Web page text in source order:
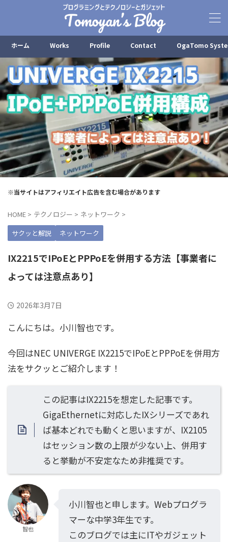
ホーム Works Profile Contact OgaTomo
※当サイトはアフィリエイト広告を含む場合があります
HOME > テクノロジー > ネットワーク >
サクッと解説
ネットワーク
IX2215でIPoEとPPPoEを併用する方法【事業者に
よっては注意点あり】
2026年3月7日
こんにちは。小川智也です。
今回はNEC UNIVERGE IX2215でIPoEとPPPoEを併用方
法をサクッとご紹介します！
この記事はIX2215を想定した記事です。
GigaEthernetに対応したIXシリーズであれ
ば基本どれでも動くと思いますが、IX2105
はセッション数の上限が少ない上、併用す
ると挙動が不安定なため非推奨です。
智也
小川智也と申します。Webプログラ
マーな中学3年生です。
このブログでは主にITやガジェット